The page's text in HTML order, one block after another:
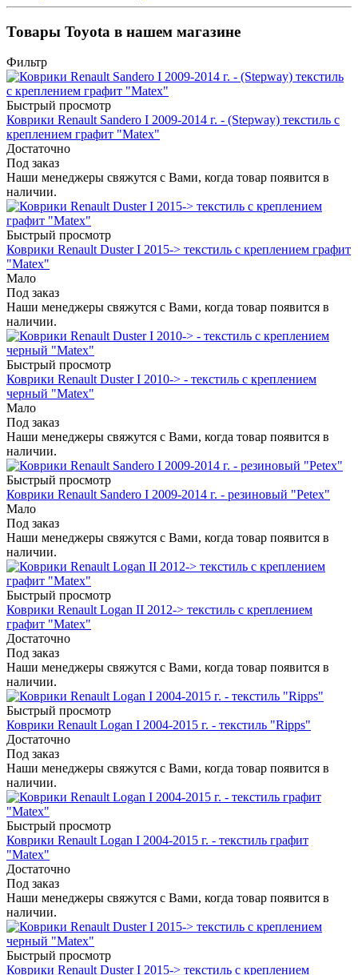
Товары Toyota в нашем магазине
Фильтр
Быстрый просмотр
Коврики Renault Sandero I 2009-2014 г. - (Stepway) текстиль с
креплением графит "Matex"
Достаточно
Под заказ
Наши менеджеры свяжутся с Вами, когда товар появится в
наличии.
Быстрый просмотр
Коврики Renault Duster I 2015-> текстиль c креплением графит
"Matex"
Мало
Под заказ
Наши менеджеры свяжутся с Вами, когда товар появится в
наличии.
Быстрый просмотр
Коврики Renault Duster I 2010-> - текстиль c креплением
черный "Matex"
Мало
Под заказ
Наши менеджеры свяжутся с Вами, когда товар появится в
наличии.
Быстрый просмотр
Коврики Renault Sandero I 2009-2014 г. - резиновый "Petex"
Мало
Под заказ
Наши менеджеры свяжутся с Вами, когда товар появится в
наличии.
Быстрый просмотр
Коврики Renault Logan II 2012-> текстиль с креплением
графит "Matex"
Достаточно
Под заказ
Наши менеджеры свяжутся с Вами, когда товар появится в
наличии.
Быстрый просмотр
Коврики Renault Logan I 2004-2015 г. - текстиль "Ripps"
Достаточно
Под заказ
Наши менеджеры свяжутся с Вами, когда товар появится в
наличии.
Быстрый просмотр
Коврики Renault Logan I 2004-2015 г. - текстиль графит
"Matex"
Достаточно
Под заказ
Наши менеджеры свяжутся с Вами, когда товар появится в
наличии.
Быстрый просмотр
Коврики Renault Duster I 2015-> текстиль c креплением